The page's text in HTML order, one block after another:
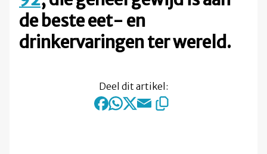
de beste eet- en
drinkervaringen ter wereld.
Deel dit artikel: